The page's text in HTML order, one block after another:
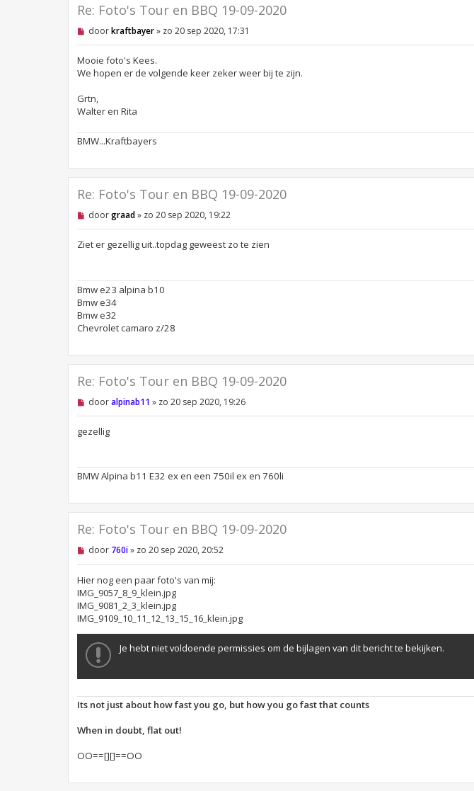
Re: Foto's Tour en BBQ 19-09-2020
O
e
l
e
e
n
r
h
t
doorkraftbayer» zo 20 sep 2020, 17:31
Mooie foto's Kees.
We hopen er de volgende keer zeker weer bij te zijn.
Grtn,
Walter en Rita
BMW...Kraftbayers
Re: Foto's Tour en BBQ 19-09-2020
O
e
e
n
b
e
i
h
t
doorgraad» zo 20 sep 2020, 19:22
Ziet er gezellig uit..topdag geweest zo te zien
Bmw e23 alpina b10
Bmw e34
Bmw e32
Chevrolet camaro z/28
Re: Foto's Tour en BBQ 19-09-2020
O
e
e
n
e
r
c
dooralpinab11 » zo 20 sep 2020, 19:26
gezellig
BMW Alpina b11 E32 ex en een 750il ex en 760li
Re: Foto's Tour en BBQ 19-09-2020
O
g
e
l
e
z
e
e
r
c
t
door 760i» zo 20 sep 2020, 20:52
Hier nog een paar foto's van mij:
IMG_9057_8_9_klein.jpg
IMG_9081_2_3_klein.jpg
IMG_9109_10_11_12_13_15_16_klein.jpg
Je hebt niet voldoende permissies om de bijlagen van dit bericht te bekijken.
Its not just about how fast you go, but how you go fast that counts
When in doubt, flat out!
OO==[][]==OO